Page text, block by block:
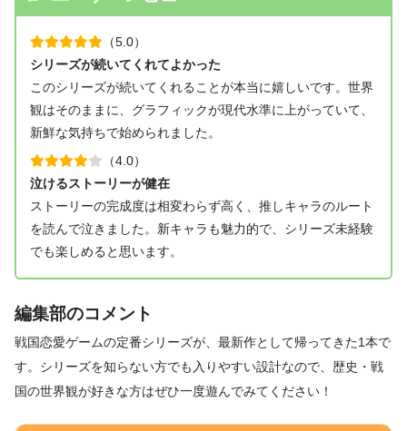
（5.0）
シリーズが続いてくれてよかった
このシリーズが続いてくれることが本当に嬉しいです。世界
観はそのままに、グラフィックが現代水準に上がっていて、
新鮮な気持ちで始められました。
（4.0）
泣けるストーリーが健在
ストーリーの完成度は相変わらず高く、推しキャラのルート
を読んで泣きました。新キャラも魅力的で、シリーズ未経験
でも楽しめると思います。
編集部のコメント
戦国恋愛ゲームの定番シリーズが、最新作として帰ってきた1本で
す。シリーズを知らない方でも入りやすい設計なので、歴史・戦
国の世界観が好きな方はぜひ一度遊んでみてください！